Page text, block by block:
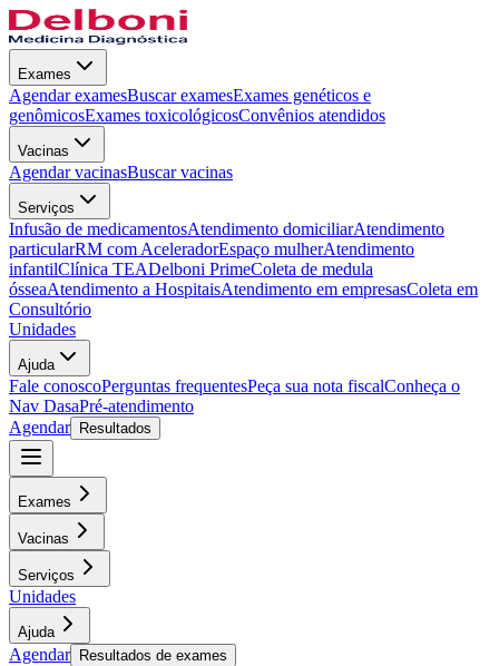
Exames
Agendar examesBuscar examesExames genéticos e
genômicosExames toxicológicosConvênios atendidos
Vacinas
Agendar vacinasBuscar vacinas
Serviços
Infusão de medicamentosAtendimento domiciliarAtendimento
particularRM com AceleradorEspaço mulherAtendimento
infantilClínica TEADelboni PrimeColeta de medula
ósseaAtendimento a HospitaisAtendimento em empresasColeta em
Consultório
Unidades
Ajuda
Fale conoscoPerguntas frequentesPeça sua nota fiscalConheça o
Nav DasaPré-atendimento
Agendar
Resultados
Exames
Vacinas
Serviços
Unidades
Ajuda
Agendar Resultados de exames